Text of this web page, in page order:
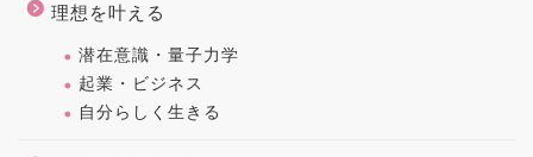
理想を叶える
潜在意識・量子力学
起業・ビジネス
自分らしく生きる